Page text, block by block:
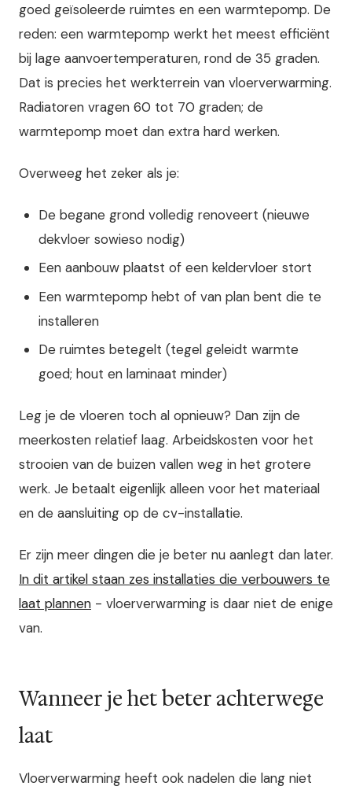
goed geïsoleerde ruimtes en een warmtepomp. De
reden: een warmtepomp werkt het meest efficiënt
bij lage aanvoertemperaturen, rond de 35 graden.
Dat is precies het werkterrein van vloerverwarming.
Radiatoren vragen 60 tot 70 graden; de
warmtepomp moet dan extra hard werken.
Overweeg het zeker als je:
De begane grond volledig renoveert (nieuwe
dekvloer sowieso nodig)
Een aanbouw plaatst of een keldervloer stort
Een warmtepomp hebt of van plan bent die te
installeren
De ruimtes betegelt (tegel geleidt warmte
goed; hout en laminaat minder)
Leg je de vloeren toch al opnieuw? Dan zijn de
meerkosten relatief laag. Arbeidskosten voor het
strooien van de buizen vallen weg in het grotere
werk. Je betaalt eigenlijk alleen voor het materiaal
en de aansluiting op de cv-installatie.
Er zijn meer dingen die je beter nu aanlegt dan later.
In dit artikel staan zes installaties die verbouwers te
laat plannen - vloerverwarming is daar niet de enige
van.
Wanneer je het beter achterwege
laat
Vloerverwarming heeft ook nadelen die lang niet